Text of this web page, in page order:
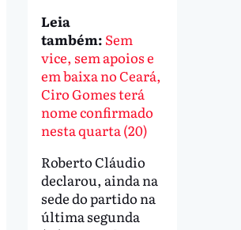
Leia
também: Sem
vice, sem apoios e
em baixa no Ceará,
Ciro Gomes terá
nome confirmado
nesta quarta (20)
Roberto Cláudio
declarou, ainda na
sede do partido na
última segunda